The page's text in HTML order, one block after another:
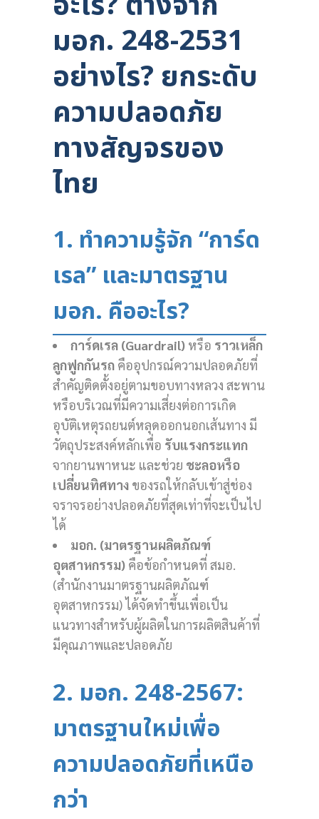
มอก. 248-2531
อย่างไร? ยกระดับ
ความปลอดภัย
ทางสัญจรของ
ไทย
1. ทำความรู้จัก “การ์ด
เรล” และมาตรฐาน
มอก. คืออะไร?
การ์ดเรล (Guardrail) หรือ ราวเหล็ก
ลูกฟูกกันรถ คืออุปกรณ์ความปลอดภัยที่
สำคัญติดตั้งอยู่ตามขอบทางหลวง สะพาน
หรือบริเวณที่มีความเสี่ยงต่อการเกิด
อุบัติเหตุรถยนต์หลุดออกนอกเส้นทาง มี
วัตถุประสงค์หลักเพื่อ รับแรงกระแทก
จากยานพาหนะ และช่วย ชะลอหรือ
เปลี่ยนทิศทาง ของรถให้กลับเข้าสู่ช่อง
จราจรอย่างปลอดภัยที่สุดเท่าที่จะเป็นไป
ได้
มอก. (มาตรฐานผลิตภัณฑ์
อุตสาหกรรม) คือข้อกำหนดที่ สมอ.
(สำนักงานมาตรฐานผลิตภัณฑ์
อุตสาหกรรม) ได้จัดทำขึ้นเพื่อเป็น
แนวทางสำหรับผู้ผลิตในการผลิตสินค้าที่
มีคุณภาพและปลอดภัย
2. มอก. 248-2567:
มาตรฐานใหม่เพื่อ
ความปลอดภัยที่เหนือ
กว่า